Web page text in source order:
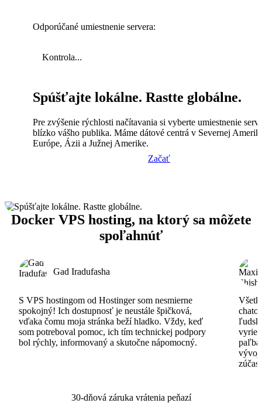
Odporúčané umiestnenie servera:
Kontrola...
Spúšťajte lokálne. Rastte globálne.
Pre zvýšenie rýchlosti načítavania si vyberte umiestnenie
blízko vášho publika. Máme dátové centrá v Severnej
Európe, Ázii a Južnej Amerike.
Začať
Docker VPS hosting, na ktorý sa môžete
spoľahnúť
Gad Iradufasha
S VPS hostingom od Hostinger som nesmierne
spokojný! Ich dostupnosť je neustále špičková,
vďaka čomu moja stránka beží hladko. Vždy, keď
som potreboval pomoc, ich tím technickej podpory
bol rýchly, informovaný a skutočne nápomocný.
30-dňová záruka vrátenia peňazí